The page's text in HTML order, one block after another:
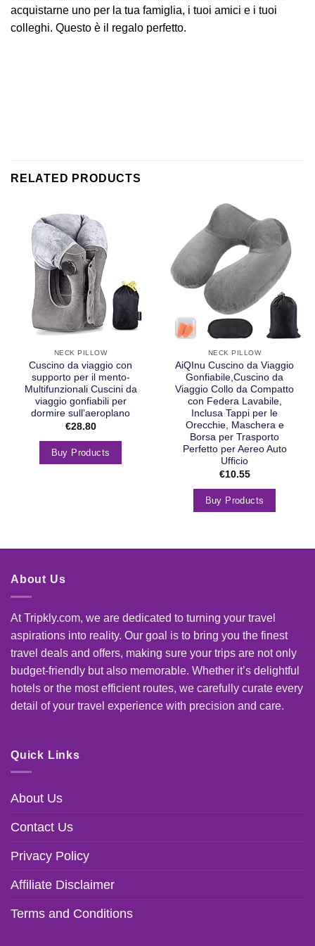
acquistarne uno per la tua famiglia, i tuoi amici e i tuoi
colleghi. Questo è il regalo perfetto.
RELATED PRODUCTS
NECK PILLOW
Cuscino da viaggio con
supporto per il mento-
Multifunzionali Cuscini da
viaggio gonfiabili per
dormire sull’aeroplano
€28.80
Buy Products
NECK PILLOW
AiQInu Cuscino da Viaggio
Gonfiabile,Cuscino da
Viaggio Collo da Compatto
con Federa Lavabile,
Inclusa Tappi per le
Orecchie, Maschera e
Borsa per Trasporto
Perfetto per Aereo Auto
Ufficio
€10.55
Buy Products
About Us
At Tripkly.com, we are dedicated to turning your travel
aspirations into reality. Our goal is to bring you the finest
travel deals and offers, making sure your trips are not only
budget-friendly but also memorable. Whether it’s delightful
hotels or the most efficient routes, we carefully curate every
detail of your travel experience with precision and care.
Quick Links
About Us
Contact Us
Privacy Policy
Affiliate Disclaimer
Terms and Conditions